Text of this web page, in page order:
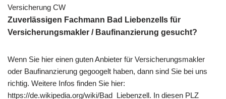
Versicherung CW
Zuverlässigen Fachmann Bad Liebenzells für
Versicherungsmakler / Baufinanzierung gesucht?
Wenn Sie hier einen guten Anbieter für Versicherungsmakler
oder Baufinanzierung gegoogelt haben, dann sind Sie bei uns
richtig. Weitere Infos finden Sie hier:
https://de.wikipedia.org/wiki/Bad_Liebenzell. In diesen PLZ